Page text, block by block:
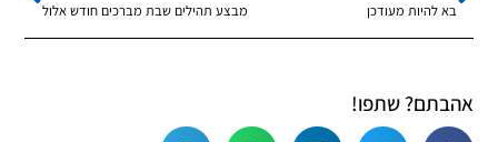
בא להיות מעודכן מבצע תהילים שבת מברכים חודש אלול
אהבתם? שתפו!